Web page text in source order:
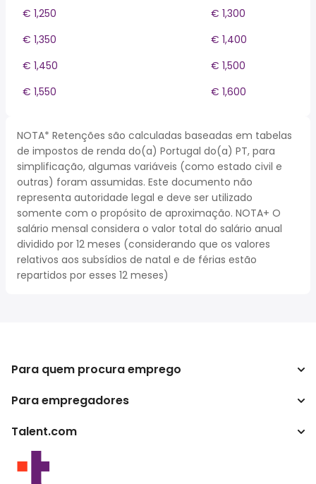
€ 1,250
€ 1,300
€ 1,350
€ 1,400
€ 1,450
€ 1,500
€ 1,550
€ 1,600
NOTA* Retenções são calculadas baseadas em tabelas
de impostos de renda do(a) Portugal do(a) PT, para
simplificação, algumas variáveis (como estado civil e
outras) foram assumidas. Este documento não
representa autoridade legal e deve ser utilizado
somente com o propósito de aproximação. NOTA+ O
salário mensal considera o valor total do salário anual
dividido por 12 meses (considerando que os valores
relativos aos subsídios de natal e de férias estão
repartidos por esses 12 meses)
Para quem procura emprego
Procurar empregos
Conversão de salário
Para empregadores
Empreendimento
Programas de editores
Talent.com
Mais países